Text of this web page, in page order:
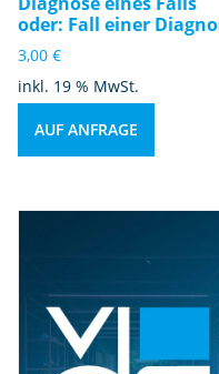
oder: Fall einer
3,00 €
inkl. 19 % MwSt.
AUF ANFRAGE